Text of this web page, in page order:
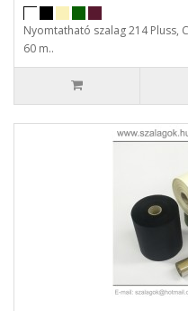
Nyomtatható szalag 214 Pluss,
60 m..